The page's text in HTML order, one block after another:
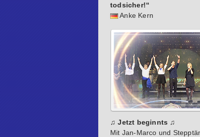
todsicher!“
Anke Kern
♫ Jetzt beginnts ♫
Mit Jan-Marco und